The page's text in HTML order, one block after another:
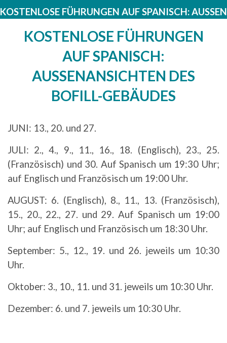
KOSTENLOSE FÜHRUNGEN AUF SPANISCH:
KOSTENLOSE FÜHRUNGEN
AUF SPANISCH:
AUSSENANSICHTEN DES
BOFILL-GEBÄUDES
JUNI: 13., 20. und 27.
JULI: 2., 4., 9., 11., 16., 18. (Englisch), 23., 25.
(Französisch) und 30. Auf Spanisch um 19:30 Uhr;
auf Englisch und Französisch um 19:00 Uhr.
AUGUST: 6. (Englisch), 8., 11., 13. (Französisch),
15., 20., 22., 27. und 29. Auf Spanisch um 19:00
Uhr; auf Englisch und Französisch um 18:30 Uhr.
September: 5., 12., 19. und 26. jeweils um 10:30
Uhr.
Oktober: 3., 10., 11. und 31. jeweils um 10:30 Uhr.
Dezember: 6. und 7. jeweils um 10:30 Uhr.